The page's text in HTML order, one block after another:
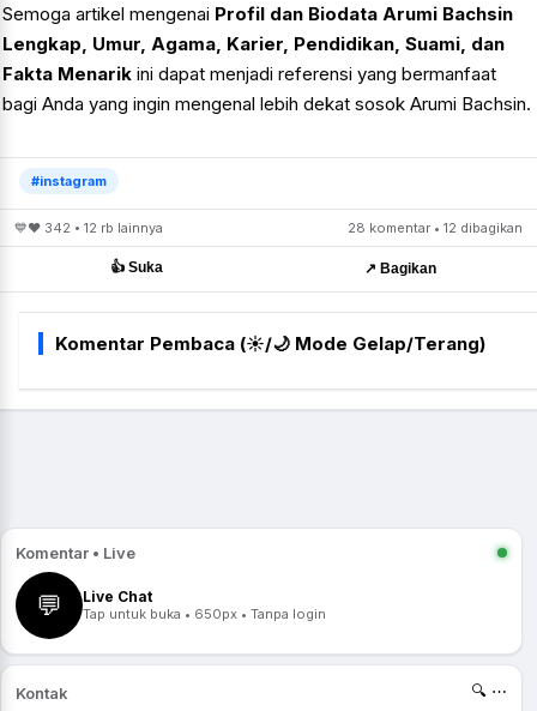
Semoga artikel mengenai Profil dan Biodata Arumi Bachsin
Lengkap, Umur, Agama, Karier, Pendidikan, Suami, dan
Fakta Menarik ini dapat menjadi referensi yang bermanfaat
bagi Anda yang ingin mengenal lebih dekat sosok Arumi Bachsin.
#instagram
💙❤️ 342 • 12 rb lainnya 28 komentar • 12 dibagikan
👍 Suka ↗️ Bagikan
Komentar Pembaca (☀️/🌙 Mode Gelap/Terang)
Komentar • Live
💬 Live Chat
Tap untuk buka • 650px • Tanpa login
Kontak 🔍 ⋯